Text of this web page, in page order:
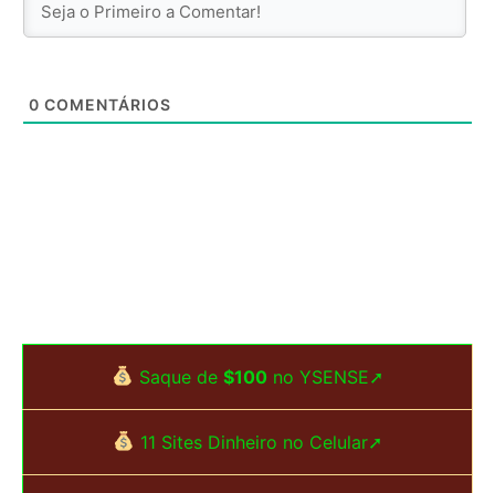
0 COMENTÁRIOS
Saque de $100no YSENSE➚
11 Sites Dinheiro no Celular➚